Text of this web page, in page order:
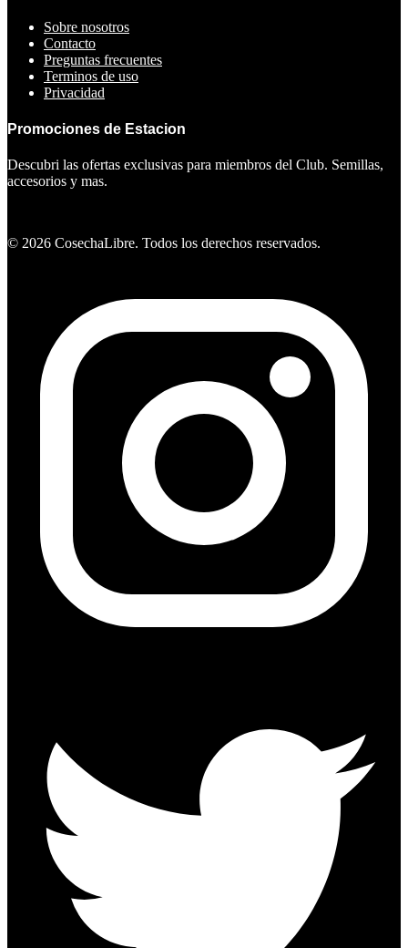
Sobre nosotros
Contacto
Preguntas frecuentes
Terminos de uso
Privacidad
Promociones de Estacion
Descubri las ofertas exclusivas para miembros del Club. Semillas,
accesorios y mas.
© 2026 CosechaLibre. Todos los derechos reservados.